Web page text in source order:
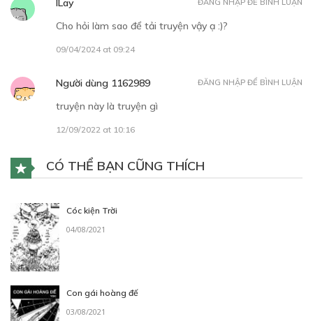
ILay
Cho hỏi làm sao để tải truyện vậy ạ :)?
09/04/2024 at 09:24
ĐĂNG NHẬP ĐỂ BÌNH LUẬN
Người dùng 1162989
truyện này là truyện gì
12/09/2022 at 10:16
ĐĂNG NHẬP ĐỂ BÌNH LUẬN
CÓ THỂ BẠN CŨNG THÍCH
Cóc kiện Trời
04/08/2021
Con gái hoàng đế
03/08/2021